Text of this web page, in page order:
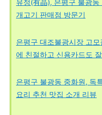
유정(有晶), 은평구 불광
개고기 판매점 방문기
은평구 대조불광시장 고
에 친절하고 신용카드도
은평구 불광동 중화원, 독
요리 추천 맛집 소개 리뷰